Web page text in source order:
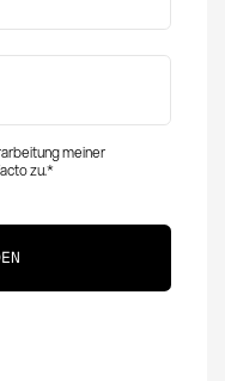
meiner
zu.*